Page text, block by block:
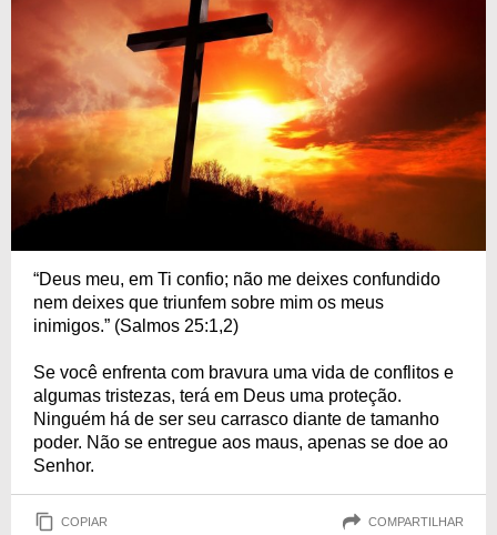
“Deus meu, em Ti confio; não me deixes confundido
nem deixes que triunfem sobre mim os meus
inimigos.” (Salmos 25:1,2)
Se você enfrenta com bravura uma vida de conflitos e
algumas tristezas, terá em Deus uma proteção.
Ninguém há de ser seu carrasco diante de tamanho
poder. Não se entregue aos maus, apenas se doe ao
Senhor.
COPIAR COMPARTILHAR